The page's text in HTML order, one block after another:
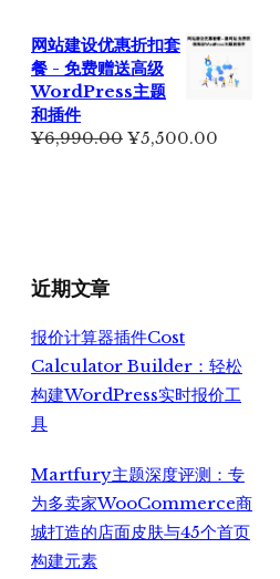
为：
¥699.00。
价
为：
网站建设优惠折扣套
餐 - 免费赠送高级
WordPress主题
和插件
¥6,990.00 原
¥5,500.00
近期文章
报价计算器插件Cost
Calculator Builder：轻松
构建WordPress实时报价工
具
Martfury主题深度评测：专
为多卖家WooCommerce商
城打造的店面皮肤与45个首页
构建元素